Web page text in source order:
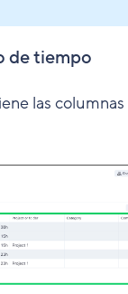
de tiempo
las columnas